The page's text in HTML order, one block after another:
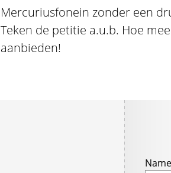
Mercuriusfonein zonder een
Teken de petitie a.u.b. Hoe
aanbieden!
Name